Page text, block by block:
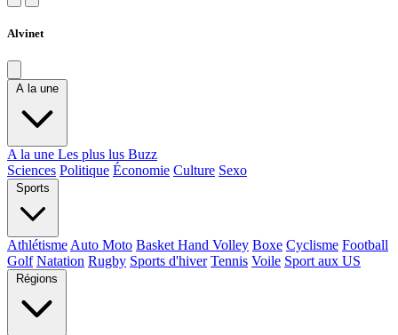
Alvinet
A la une
A la une Les plus lus Buzz
Sciences Politique Économie Culture Sexo
Sports
Athlétisme Auto Moto Basket Hand Volley Boxe Cyclisme Football
Golf Natation Rugby Sports d'hiver Tennis Voile Sport aux US
Régions